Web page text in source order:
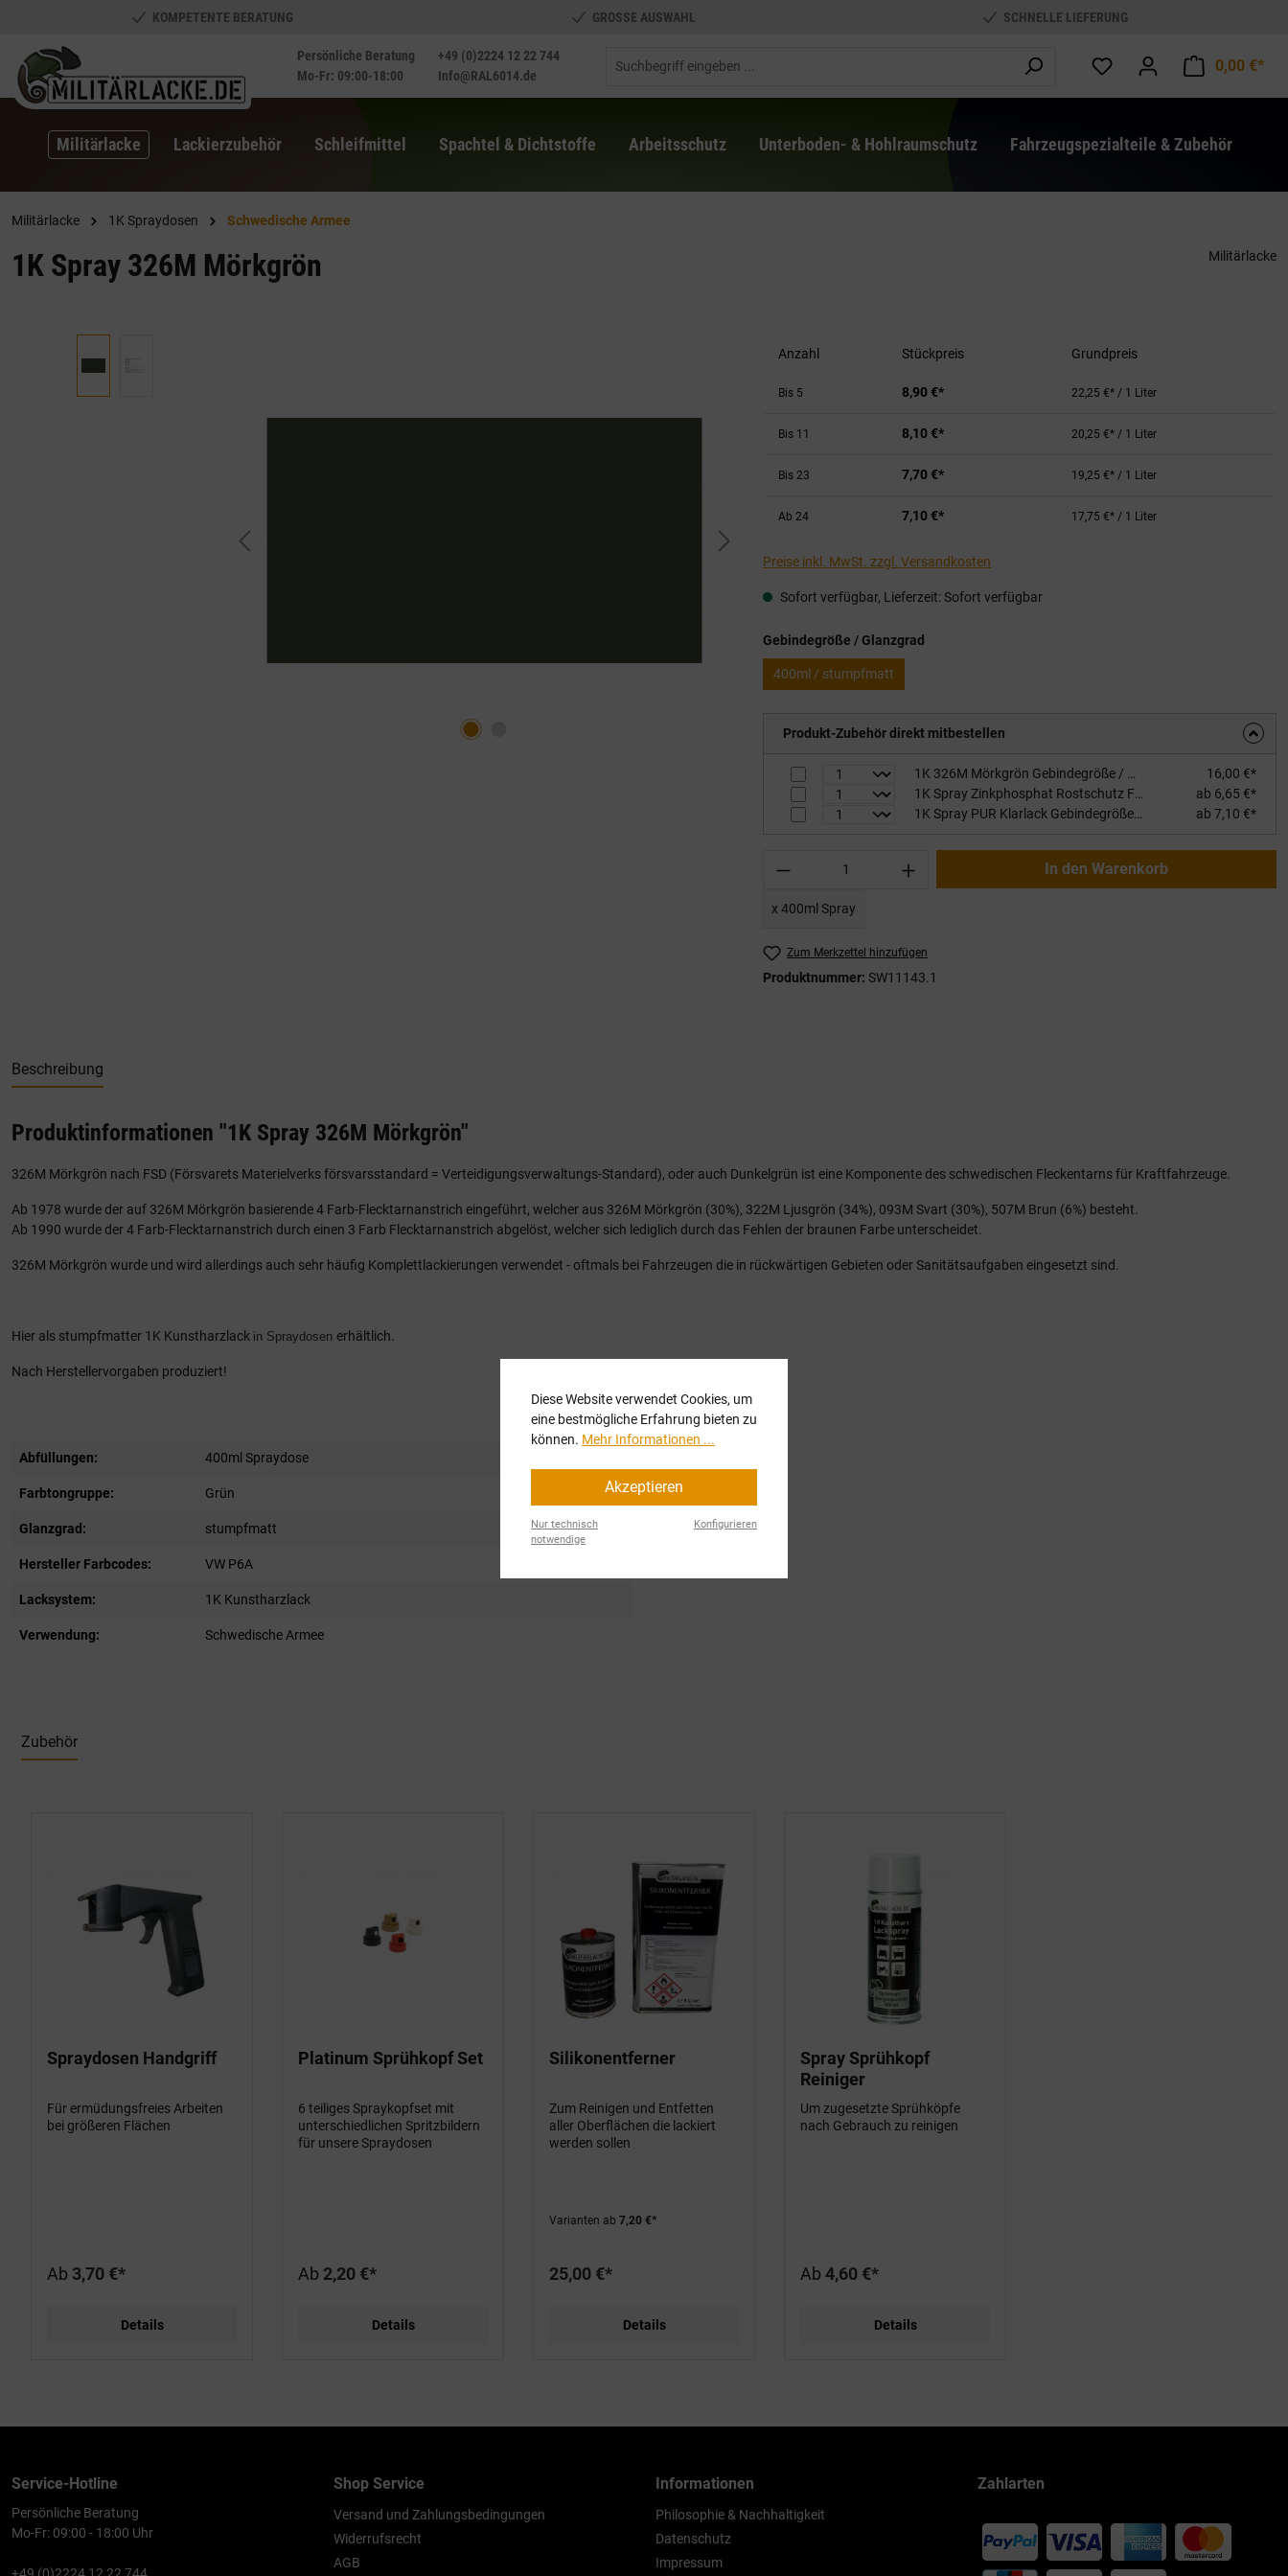
Zur Hauptnavigation springen
KOMPETENTE BERATUNG GROSSE AUSWAHL SCHNELLE LIEFERUNG
Persönliche Beratung
Mo-Fr: 09:00-18:00
+49 (0)2224 12 22 744
Info@RAL6014.de
0,00 €*
Militärlacke Lackierzubehör Schleifmittel Spachtel & Dichtstoffe Arbeitsschutz Unterboden- & Hohlraumschutz Fahrzeugspezialteile & Zubehör
Militärlacke 1K Spraydosen Schwedische Armee
1K Spray 326M Mörkgrön Militärlacke
Anzahl Stückpreis Grundpreis
Bis 5 8,90 €* 22,25 €* / 1 Liter
Bis 11 8,10 €* 20,25 €* / 1 Liter
Bis 23 7,70 €* 19,25 €* / 1 Liter
Ab 24 7,10 €* 17,75 €* / 1 Liter
Preise inkl. MwSt. zzgl. Versandkosten
Sofort verfügbar, Lieferzeit: Sofort verfügbar
Gebindegröße / Glanzgrad
400ml / stumpfmatt
Produkt-Zubehör direkt mitbestellen
1K 326M Mörkgrön Gebindegröße / Glanzgrad: 0,75L / stumpfmatt
16,00 €*
1K Spray Zinkphosphat Rostschutz Füllhaftgrundierung Gebindegröße / Farbton: 400ml / rotbraun
ab 6,65 €*
1K Spray PUR Klarlack Gebindegröße / Glanzgrad: 400ml / stumpfmatt
ab 7,10 €*
Produkt Anzahl: Gib den gewünschten Wert ein
x 400ml Spray
In den Warenkorb
Zum Merkzettel hinzufügen
Produktnummer: SW11143.1
Beschreibung
Produktinformationen "1K Spray 326M Mörkgrön"
326M Mörkgrön nach FSD (Försvarets Materielverks försvarsstandard = Verteidigungsverwaltungs-Standard), oder auch Dunkelgrün ist eine Komponente des schwedischen Fleckentarns für Kraftfahrzeuge.
Ab 1978 wurde der auf 326M Mörkgrön basierende 4 Farb-Flecktarnanstrich eingeführt, welcher aus 326M Mörkgrön (30%), 322M Ljusgrön (34%), 093M Svart (30%), 507M Brun (6%) besteht.
Ab 1990 wurde der 4 Farb-Flecktarnanstrich durch einen 3 Farb Flecktarnanstrich abgelöst, welcher sich lediglich durch das Fehlen der braunen Farbe unterscheidet.
326M Mörkgrön wurde und wird allerdings auch sehr häufig Komplettlackierungen verwendet - oftmals bei Fahrzeugen die in rückwärtigen Gebieten oder Sanitätsaufgaben eingesetzt sind.
Hier als stumpfmatter 1K Kunstharzlack in Spraydosen erhältlich.
Nach Herstellervorgaben produziert!
Abfüllungen: 400ml Spraydose
Farbtongruppe: Grün
Glanzgrad: stumpfmatt
Hersteller Farbcodes: VW P6A
Lacksystem: 1K Kunstharzlack
Verwendung: Schwedische Armee
Zubehör
Spraydosen Handgriff
Für ermüdungsfreies Arbeiten
bei größeren Flächen
Ab 3,70 €*
Details
Platinum Sprühkopf Set
6 teiliges Spraykopfset mit
unterschiedlichen Spritzbildern
für unsere Spraydosen
Ab 2,20 €*
Details
Silikonentferner
Zum Reinigen und Entfetten
aller Oberflächen die lackiert
werden sollen
Varianten ab 7,20 €*
25,00 €*
Details
Spray Sprühkopf
Reiniger
Um zugesetzte Sprühköpfe
nach Gebrauch zu reinigen
Ab 4,60 €*
Details
Service-Hotline
Persönliche Beratung
Mo-Fr: 09:00 - 18:00 Uhr
Shop Service
Versand und Zahlungsbedingungen
Widerrufsrecht
AGB
Informationen
Philosophie & Nachhaltigkeit
Datenschutz
Impressum
Zahlarten
Diese Website verwendet Cookies, um
eine bestmögliche Erfahrung bieten zu
können. Mehr Informationen ...
Akzeptieren
Nur technisch
notwendige
Konfigurieren